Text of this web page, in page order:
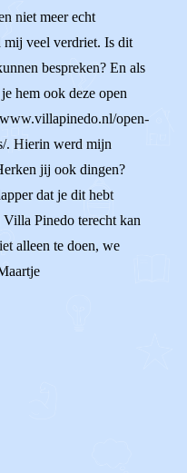
niet meer echt
mij veel verdriet. Is dit
bespreken? En als
hem ook deze open
open-
. Hierin werd mijn
jij ook dingen?
dat je dit hebt
Pinedo terecht kan
alleen te doen, we